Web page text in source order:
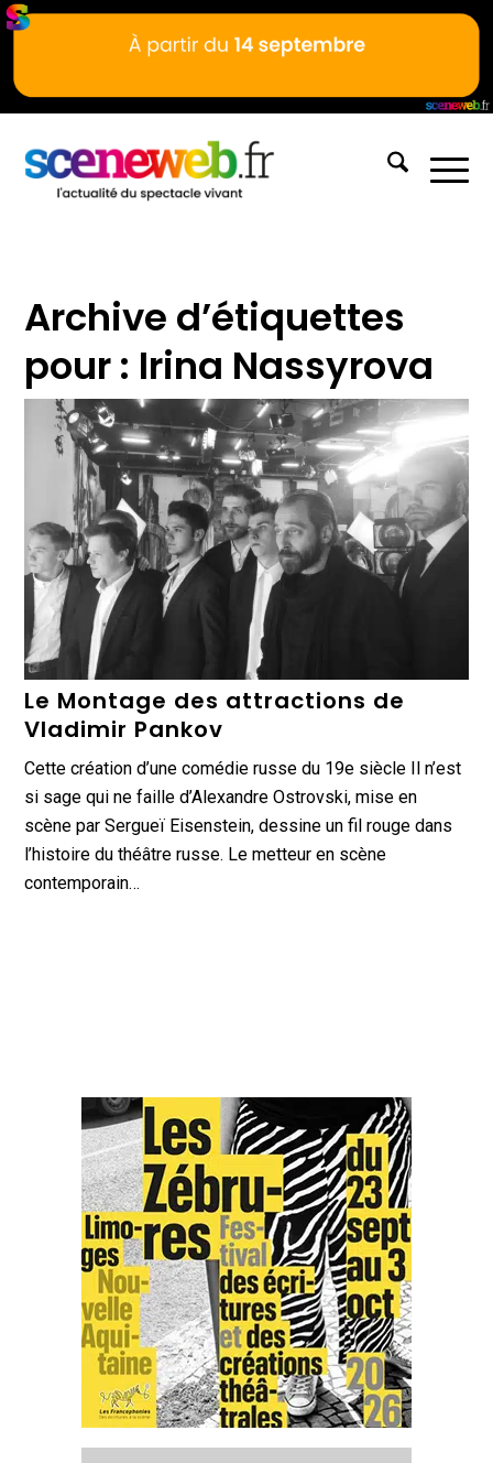
Archive d’étiquettes
pour : Irina Nassyrova
Le Montage des attractions de
Vladimir Pankov
Cette création d’une comédie russe du 19e siècle Il n’est
si sage qui ne faille d’Alexandre Ostrovski, mise en
scène par Sergueï Eisenstein, dessine un fil rouge dans
l’histoire du théâtre russe. Le metteur en scène
contemporain…